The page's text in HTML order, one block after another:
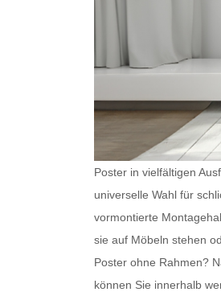
Poster in vielfältigen
universelle Wahl für
vormontierte
sie auf Möbeln stehen
Poster ohne Rahmen?
können Sie innerhalb